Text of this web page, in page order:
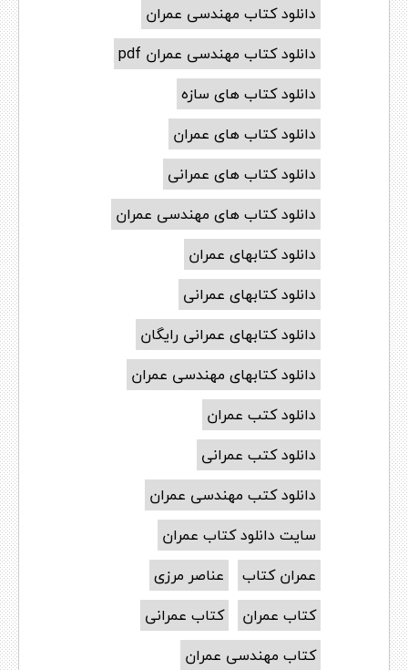
دانلود کتاب مهندسی عمران
دانلود کتاب مهندسی عمران pdf
دانلود کتاب های سازه
دانلود کتاب های عمران
دانلود کتاب های عمرانی
دانلود کتاب های مهندسی عمران
دانلود کتابهای عمران
دانلود کتابهای عمرانی
دانلود کتابهای عمرانی رایگان
دانلود کتابهای مهندسی عمران
دانلود کتب عمران
دانلود کتب عمرانی
دانلود کتب مهندسی عمران
سایت دانلود کتاب عمران
عمران کتاب
عناصر مرزی
کتاب عمران
کتاب عمرانی
کتاب مهندسی عمران